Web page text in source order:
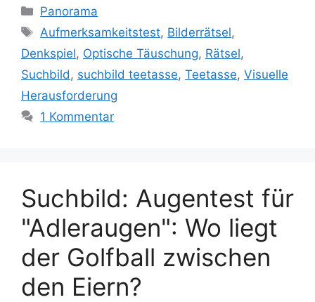
Kategorien
Panorama
Schlagwörter
Aufmerksamkeitstest, Bilderrätsel,
Denkspiel, Optische Täuschung, Rätsel,
Suchbild , suchbild teetasse, Teetasse, Visuelle
Herausforderung
1 Kommentar
Suchbild: Augentest für
"Adleraugen": Wo liegt
der Golfball zwischen
den Eiern?